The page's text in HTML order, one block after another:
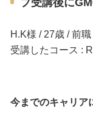
H.K様 / 27歳 / 前
受講したコース :
今までのキャリア